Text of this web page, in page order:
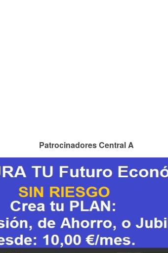
Patrocinadores Central A